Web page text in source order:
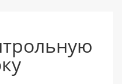
меня на этом
пароль?